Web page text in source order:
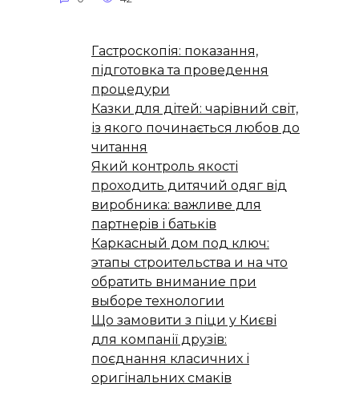
Гастроскопія: показання,
підготовка та проведення
процедури
Казки для дітей: чарівний світ,
із якого починається любов до
читання
Який контроль якості
проходить дитячий одяг від
виробника: важливе для
партнерів і батьків
Каркасный дом под ключ:
этапы строительства и на что
обратить внимание при
выборе технологии
Що замовити з піци у Києві
для компанії друзів:
поєднання класичних і
оригінальних смаків